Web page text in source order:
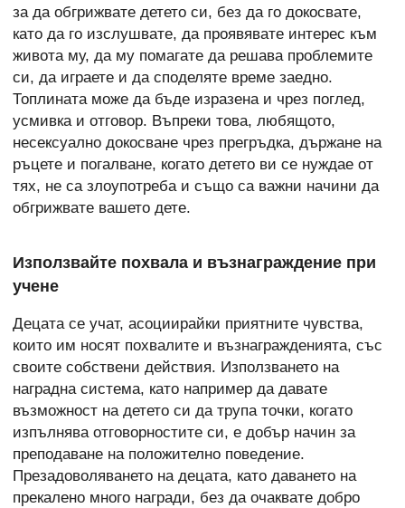
за да обгрижвате детето си, без да го докосвате,
като да го изслушвате, да проявявате интерес към
живота му, да му помагате да решава проблемите
си, да играете и да споделяте време заедно.
Топлината може да бъде изразена и чрез поглед,
усмивка и отговор. Въпреки това, любящото,
несексуално докосване чрез прегръдка, държане на
ръцете и погалване, когато детето ви се нуждае от
тях, не са злоупотреба и също са важни начини да
обгрижвате вашето дете.
Използвайте похвала и възнаграждение при
учене
Децата се учат, асоциирайки приятните чувства,
които им носят похвалите и възнагражденията, със
своите собствени действия. Използването на
наградна система, като например да давате
възможност на детето си да трупа точки, когато
изпълнява отговорностите си, е добър начин за
преподаване на положително поведение.
Презадоволяването на децата, като даването на
прекалено много награди, без да очаквате добро